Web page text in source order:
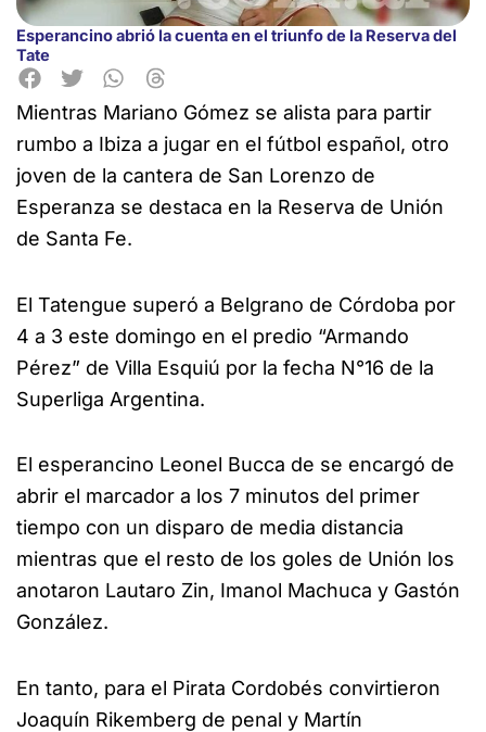
Esperancino abrió la cuenta en el triunfo de la Reserva del
Tate
Mientras Mariano Gómez se alista para partir
rumbo a Ibiza a jugar en el fútbol español, otro
joven de la cantera de San Lorenzo de
Esperanza se destaca en la Reserva de Unión
de Santa Fe.
El Tatengue superó a Belgrano de Córdoba por
4 a 3 este domingo en el predio “Armando
Pérez” de Villa Esquiú por la fecha N°16 de la
Superliga Argentina.
El esperancino Leonel Bucca de se encargó de
abrir el marcador a los 7 minutos del primer
tiempo con un disparo de media distancia
mientras que el resto de los goles de Unión los
anotaron Lautaro Zin, Imanol Machuca y Gastón
González.
En tanto, para el Pirata Cordobés convirtieron
Joaquín Rikemberg de penal y Martín